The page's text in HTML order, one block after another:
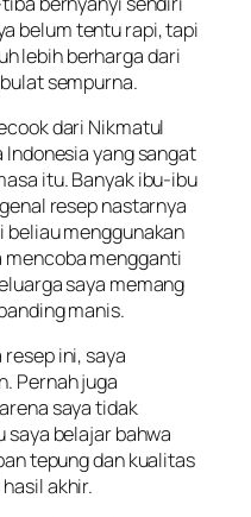
belum tentu rapi, tapi
lebih berharga dari
sempurna.
dari Nikmatul
Indonesia yang sangat
itu. Banyak ibu-ibu
resep nastarnya
beliau menggunakan
mencoba mengganti
saya memang
manis.
ini, saya
Pernah juga
saya tidak
saya belajar bahwa
tepung dan kualitas
akhir.